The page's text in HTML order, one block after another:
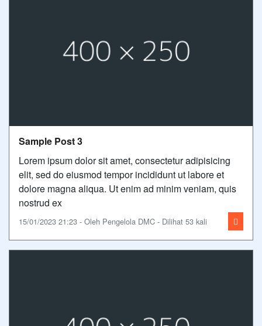
Sample Post 3
Lorem ipsum dolor sit amet, consectetur adipisicing
elit, sed do eiusmod tempor incididunt ut labore et
dolore magna aliqua. Ut enim ad minim veniam, quis
nostrud ex
15/01/2023 21:23 - Oleh Pengelola DMC - Dilihat 53 kali